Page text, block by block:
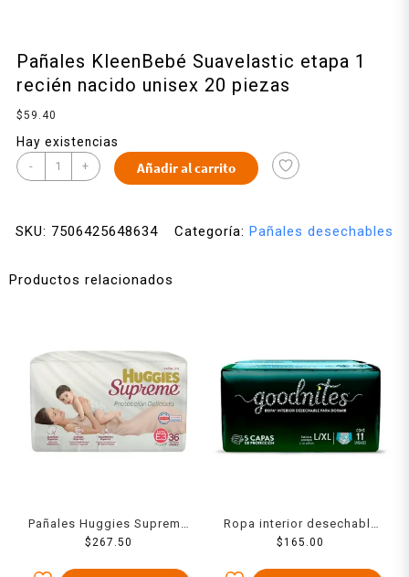
Pañales KleenBebé Suavelastic etapa 1
recién nacido unisex 20 piezas
$59.40
Hay existencias
- + Añadir al carrito
SKU: 7506425648634 Categoría: Pañales desechables
Productos relacionados
Pañales Huggies Supreme
unisex etapa 3 con 36
$ 267.50
Ropa interior desechable
Goodnites para dormir
$165.00